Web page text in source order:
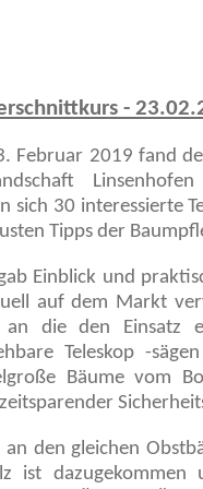
-
Februar 2019 fand
Linsenhofen
30 interessierte
Tipps der
Einblick und
auf dem Markt
an die den Einsatz
Teleskop -
Bäume vom
den gleichen
ist